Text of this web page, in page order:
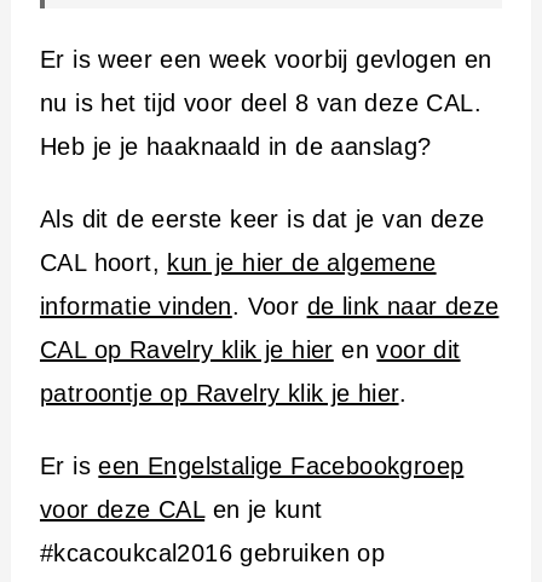
Er is weer een week voorbij gevlogen en
nu is het tijd voor deel 8 van deze CAL.
Heb je je haaknaald in de aanslag?
Als dit de eerste keer is dat je van deze
CAL hoort, kun je hier de algemene
informatie vinden. Voor de link naar deze
CAL op Ravelry klik je hier envoor dit
patroontje op Ravelry klik je hier.
Er iseen Engelstalige Facebookgroep
voor deze CALen je kunt
#kcacoukcal2016 gebruiken op